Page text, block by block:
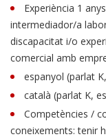
Experiència 1
intermediador/a
discapacitat i/o
comercial amb
espanyol (parlat
català (parlat K,
Competències /
coneixements: tenir